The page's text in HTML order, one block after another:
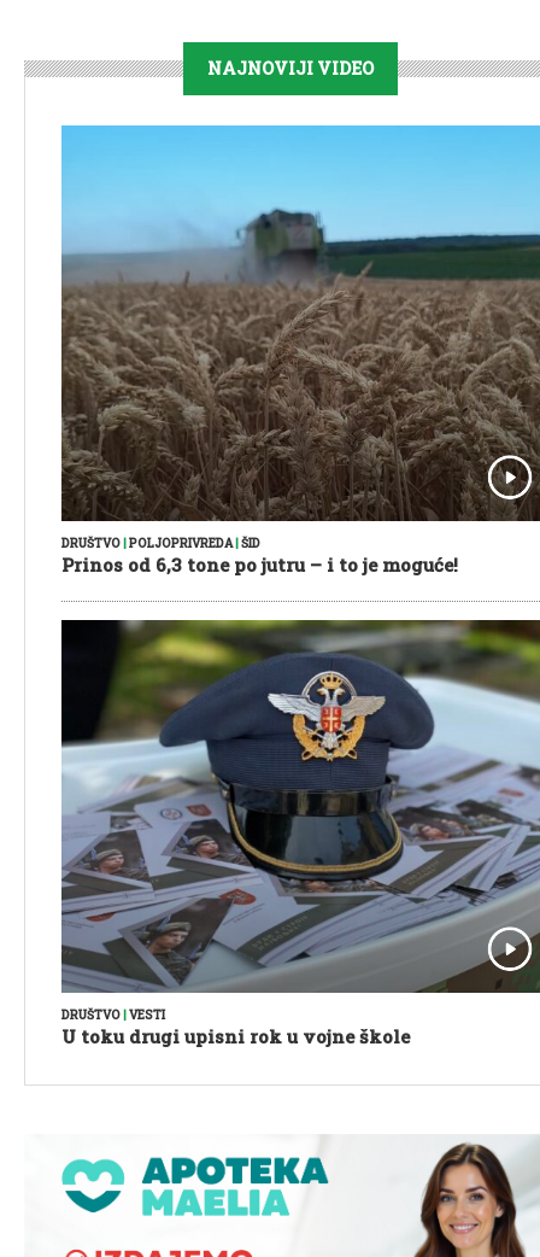
NAJNOVIJI VIDEO
DRUŠTVO POLJOPRIVREDA| ŠID
Prinos od 6,3 tone po jutru – i to je moguće!
DRUŠTVO|VESTI
U toku drugi upisni rok u vojne škole